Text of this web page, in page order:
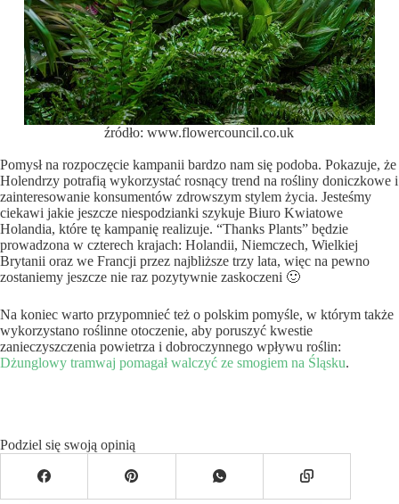
źródło: www.flowercouncil.co.uk
Pomysł na rozpoczęcie kampanii bardzo nam się podoba. Pokazuje, że
Holendrzy potrafią wykorzystać rosnący trend na rośliny doniczkowe i
zainteresowanie konsumentów zdrowszym stylem życia. Jesteśmy
ciekawi jakie jeszcze niespodzianki szykuje Biuro Kwiatowe
Holandia, które tę kampanię realizuje. “Thanks Plants” będzie
prowadzona w czterech krajach: Holandii, Niemczech, Wielkiej
Brytanii oraz we Francji przez najbliższe trzy lata, więc na pewno
zostaniemy jeszcze nie raz pozytywnie zaskoczeni 🙂
Na koniec warto przypomnieć też o polskim pomyśle, w którym także
wykorzystano roślinne otoczenie, aby poruszyć kwestie
zanieczyszczenia powietrza i dobroczynnego wpływu roślin:
Dżunglowy tramwaj pomagał walczyć ze smogiem na Śląsku.
Podziel się swoją opinią